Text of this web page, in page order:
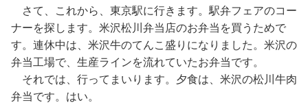
さて、これから、東京駅に行きます。駅弁フェアのコー
ナーを探します。米沢松川弁当店のお弁当を買うためで
す。連休中は、米沢牛のてんこ盛りになりました。米沢の
弁当工場で、生産ラインを流れていたお弁当です。
それでは、行ってまいります。夕食は、米沢の松川牛肉
弁当です。はい。